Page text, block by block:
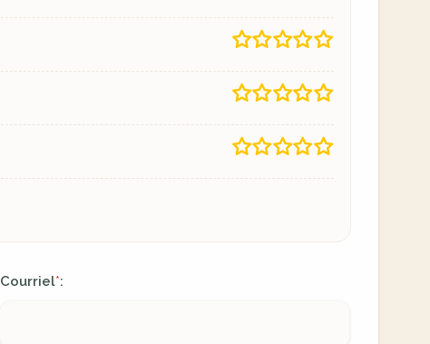
Courriel*: